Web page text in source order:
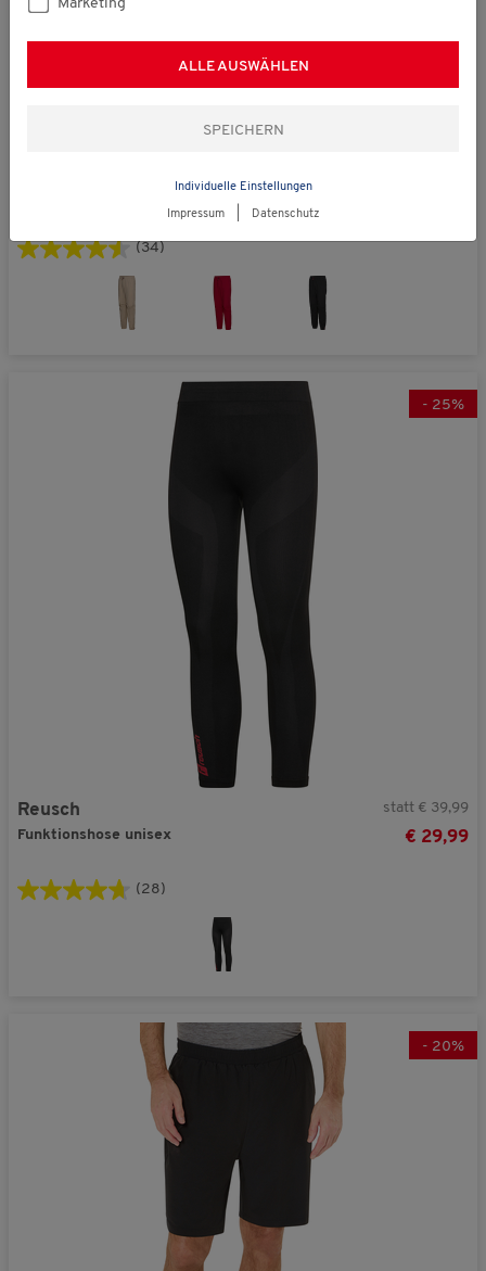
(34)
- 25%
Reusch
Funktionshose unisex
statt € 39,99
€ 29,99
(28)
- 20%
Marketing
ALLE AUSWÄHLEN
Individuelle Einstellungen
Impressum Datenschutz